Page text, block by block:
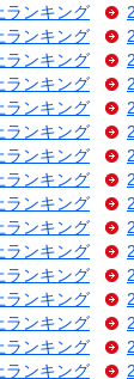
ンキング
ンキング
ンキング
ンキング
ンキング
ンキング
ンキング
ンキング
ンキング
ンキング
ンキング
ンキング
ンキング
ンキング
ンキング
ンキング